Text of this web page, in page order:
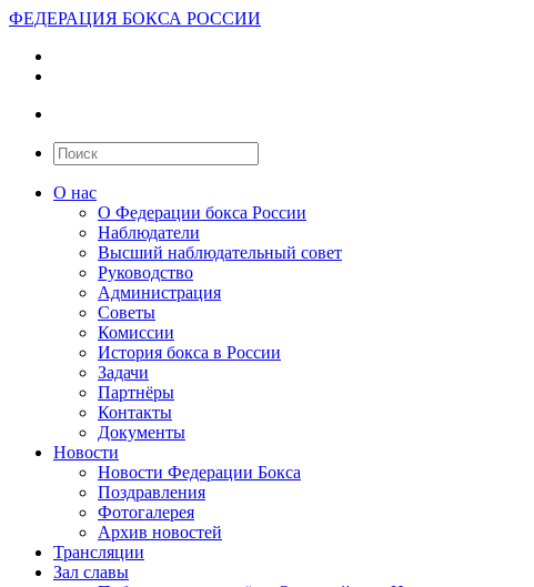
ФЕДЕРАЦИЯ БОКСА РОССИИ
О нас
О Федерации бокса России
Наблюдатели
Высший наблюдательный совет
Руководство
Администрация
Советы
Комиссии
История бокса в России
Задачи
Партнёры
Контакты
Документы
Новости
Новости Федерации Бокса
Поздравления
Фотогалерея
Архив новостей
Трансляции
Зал славы